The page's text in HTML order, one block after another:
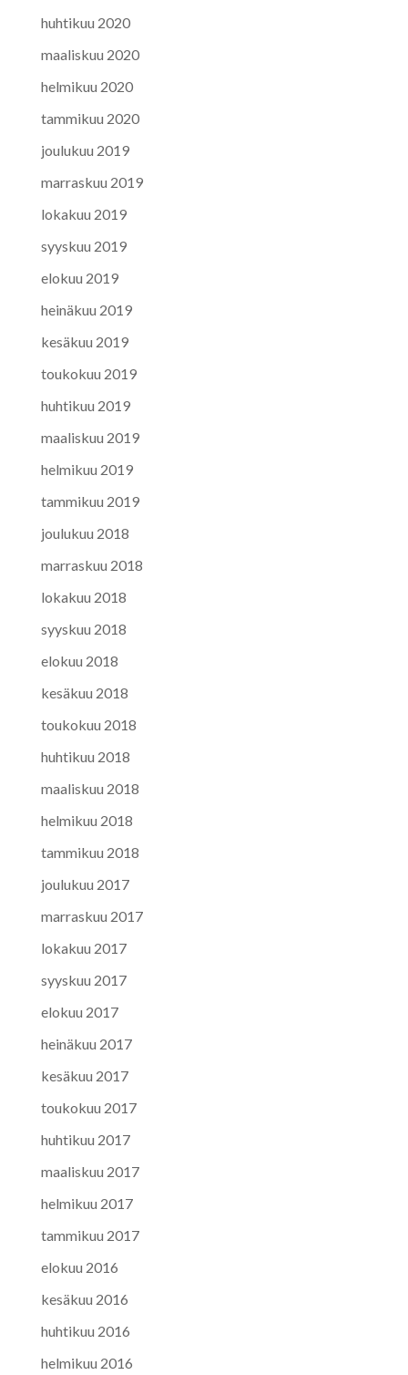
huhtikuu 2020
maaliskuu 2020
helmikuu 2020
tammikuu 2020
joulukuu 2019
marraskuu 2019
lokakuu 2019
syyskuu 2019
elokuu 2019
heinäkuu 2019
kesäkuu 2019
toukokuu 2019
huhtikuu 2019
maaliskuu 2019
helmikuu 2019
tammikuu 2019
joulukuu 2018
marraskuu 2018
lokakuu 2018
syyskuu 2018
elokuu 2018
kesäkuu 2018
toukokuu 2018
huhtikuu 2018
maaliskuu 2018
helmikuu 2018
tammikuu 2018
joulukuu 2017
marraskuu 2017
lokakuu 2017
syyskuu 2017
elokuu 2017
heinäkuu 2017
kesäkuu 2017
toukokuu 2017
huhtikuu 2017
maaliskuu 2017
helmikuu 2017
tammikuu 2017
elokuu 2016
kesäkuu 2016
huhtikuu 2016
helmikuu 2016